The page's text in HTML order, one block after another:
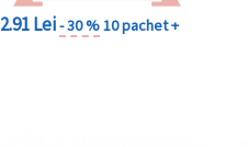
2.91 Lei- 30 %10 pachet +